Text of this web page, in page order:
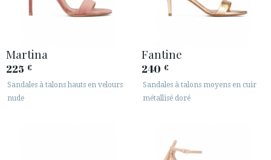
Martina
225 €
Sandales à talons hauts en velours
nude
Fantine
240 €
Sandales à talons moyens en cuir
métallisé doré